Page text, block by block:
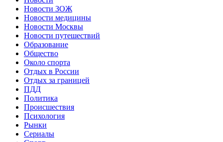
Новости ЗОЖ
Новости медицины
Новости Москвы
Новости путешествий
Образование
Общество
Около спорта
Отдых в России
Отдых за границей
ПДД
Политика
Происшествия
Психология
Рынки
Сериалы